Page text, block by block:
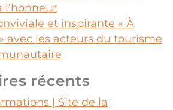
l’honneur
et inspirante « À
avec les acteurs du tourisme
récents
| Site de la